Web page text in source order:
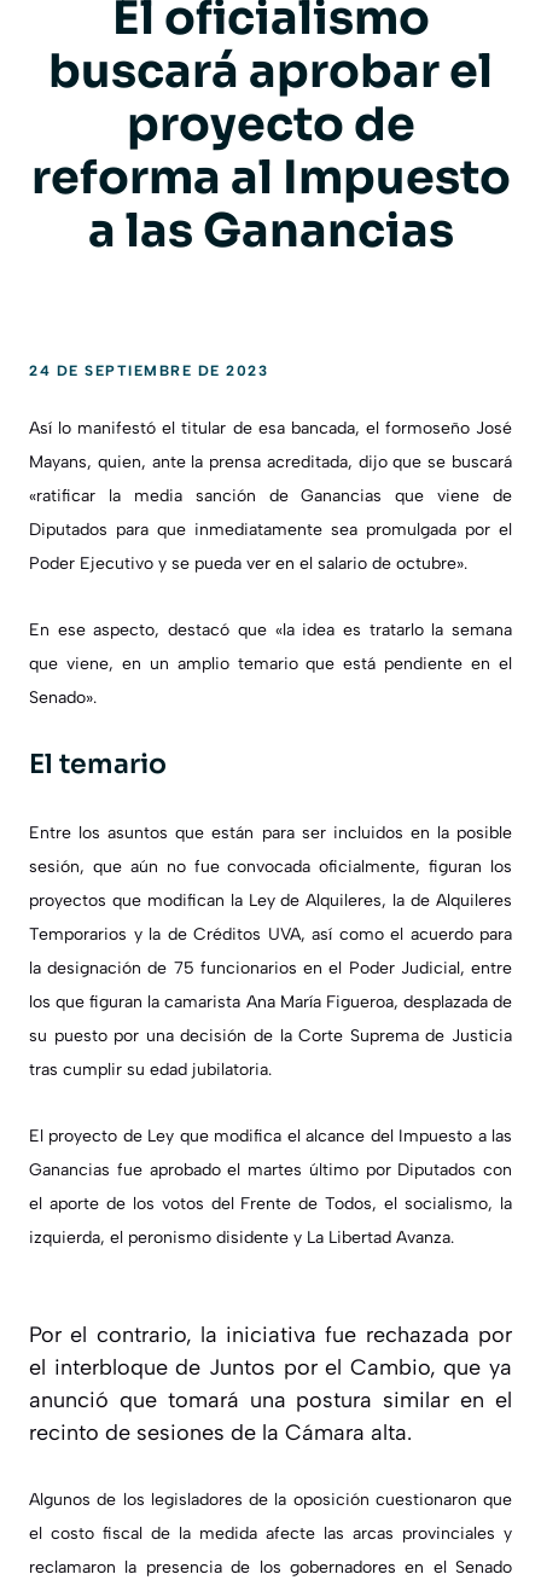
El oficialismo
buscará aprobar el
proyecto de
reforma al Impuesto
a las Ganancias
24 DE SEPTIEMBRE DE 2023
Así lo manifestó el titular de esa bancada, el formoseño José
Mayans, quien, ante la prensa acreditada, dijo que se buscará
«ratificar la media sanción de Ganancias que viene de
Diputados para que inmediatamente sea promulgada por el
Poder Ejecutivo y se pueda ver en el salario de octubre».
En ese aspecto, destacó que «la idea es tratarlo la semana
que viene, en un amplio temario que está pendiente en el
Senado».
El temario
Entre los asuntos que están para ser incluidos en la posible
sesión, que aún no fue convocada oficialmente, figuran los
proyectos que modifican la Ley de Alquileres, la de Alquileres
Temporarios y la de Créditos UVA, así como el acuerdo para
la designación de 75 funcionarios en el Poder Judicial, entre
los que figuran la camarista Ana María Figueroa, desplazada de
su puesto por una decisión de la Corte Suprema de Justicia
tras cumplir su edad jubilatoria.
El proyecto de Ley que modifica el alcance del Impuesto a las
Ganancias fue aprobado el martes último por Diputados con
el aporte de los votos del Frente de Todos, el socialismo, la
izquierda, el peronismo disidente y La Libertad Avanza.
Por el contrario, la iniciativa fue rechazada por
el interbloque de Juntos por el Cambio, que ya
anunció que tomará una postura similar en el
recinto de sesiones de la Cámara alta.
Algunos de los legisladores de la oposición cuestionaron que
el costo fiscal de la medida afecte las arcas provinciales y
reclamaron la presencia de los gobernadores en el Senado